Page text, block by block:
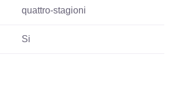
quattro-stagioni
Si